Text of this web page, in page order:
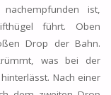
ist,
führt. Oben
Drop der Bahn.
was bei der
Nach einer